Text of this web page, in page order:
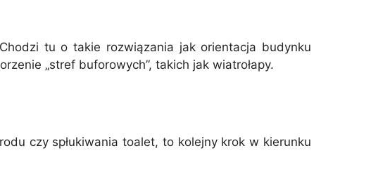
tu o takie rozwiązania jak orientacja budynku
„stref buforowych”, takich jak wiatrołapy.
czy spłukiwania toalet, to kolejny krok w kierunku